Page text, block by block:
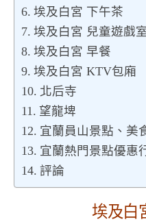
埃及白宮 下午茶
埃及白宮 兒童遊戲
埃及白宮 早餐
埃及白宮 KTV包廂
北后寺
望龍埤
宜蘭員山景點、美
宜蘭熱門景點優惠
評論
埃及白